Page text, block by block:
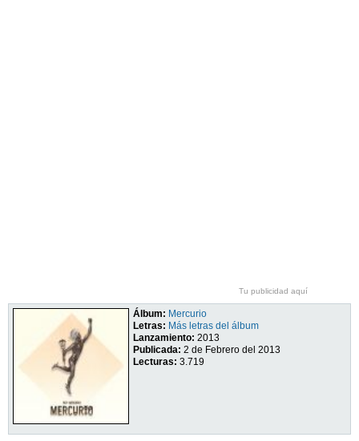
Tu publicidad aquí
Álbum: Mercurio
Letras: Más letras del álbum
Lanzamiento: 2013
Publicada: 2 de Febrero del 2013
Lecturas: 3.719